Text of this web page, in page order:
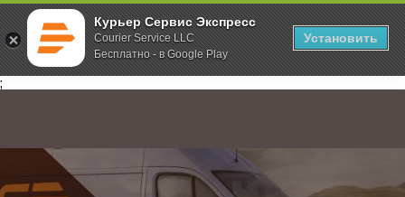
Курьер Сервис Экспресс
Courier Service LLC
Бесплатно - в Google Play
Установить
;
Главная О компании Новости Доставка отправлений в Беларусь